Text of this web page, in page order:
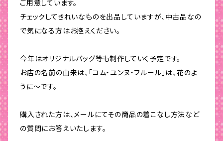
ご用意しています。
チェックしてきれいなものを出品していますが、中古品なの
で気になる方はお控えください。
今年はオリジナルバッグ等も制作していく予定です。
お店の名前の由来は、「コム・ユンヌ・フルール」は、花のよ
うに〜です。
購入された方は、メールにてその商品の着こなし方法など
の質問にお答えいたします。